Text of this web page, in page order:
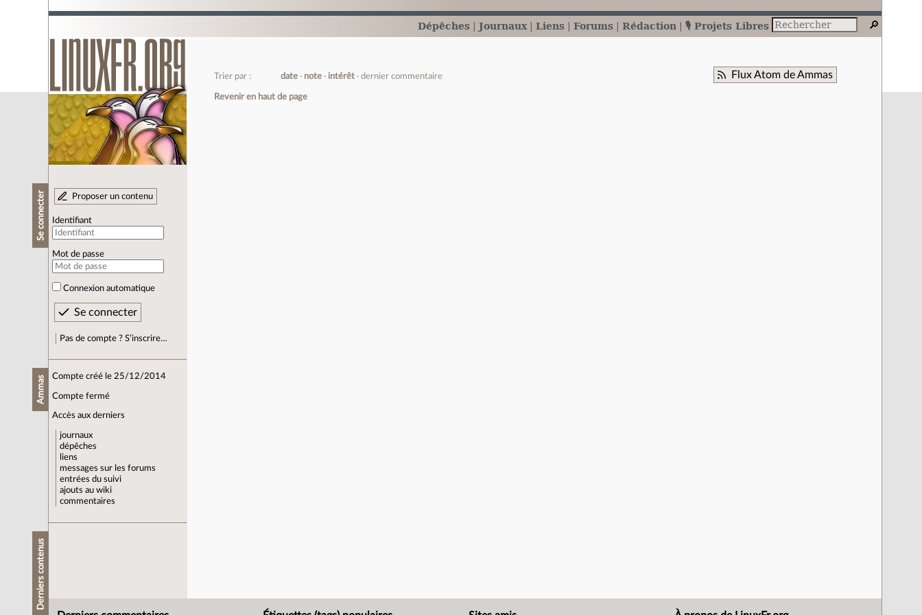
Dépêches Journaux Liens Forums Rédaction 🎙️ Projets Libres
Se connecter Proposer un contenu
Identifiant
Mot de passe
Connexion automatique
Pas de compte ? S’inscrire…
Ammas Compte créé le 25/12/2014
Compte fermé
Accès aux derniers
journaux
dépêches
liens
messages sur les forums
entrées du suivi
ajouts au wiki
commentaires
Derniers contenus
Flux Atom de Ammas
Trier par : date note intérêt dernier commentaire
Revenir en haut de page